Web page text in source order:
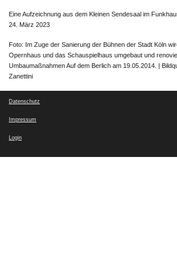
Eine Aufzeichnung aus dem Kleinen Sendesaal im
24. März 2023
Foto: Im Zuge der Sanierung der Bühnen der Stadt Köln
Opernhaus und das Schauspielhaus umgebaut und
Umbaumaßnahmen Auf dem Berlich am 19.05.2014. |
Zanettini
Datenschutz
Impressum
Login